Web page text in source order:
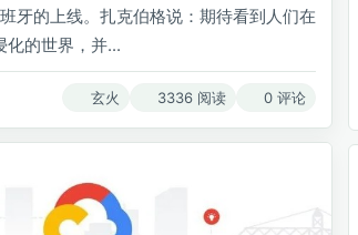
牙的上线。扎克伯格说：期待看到人们在
化的世界，并...
玄火 3336 阅读 0 评论